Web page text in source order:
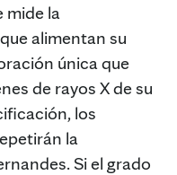
mide la
alimentan su
única que
de rayos X de su
los
la
Si el grado